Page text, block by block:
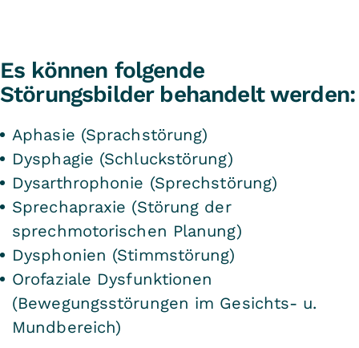
Es können folgende
Störungsbilder behandelt werden:
Aphasie (Sprachstörung)
Dysphagie (Schluckstörung)
Dysarthrophonie (Sprechstörung)
Sprechapraxie (Störung der
sprechmotorischen Planung)
Dysphonien (Stimmstörung)
Orofaziale Dysfunktionen
(Bewegungsstörungen im Gesichts- u.
Mundbereich)